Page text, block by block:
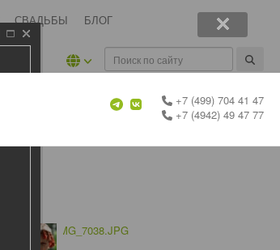
СВАДЬБЫ БЛОГ
+7 (499) 704 41 47
+7 (4942) 49 47 77